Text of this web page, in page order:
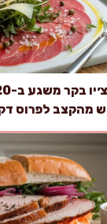
מהקצב לפרוס